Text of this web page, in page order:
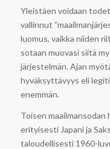
Yleistäen voidaan
vallinnut
luomus, vaikka niiden
sotaan muovasi siitä
järjestelmän. Ajan
hyväksyttävyys eli
enemmän.
Toisen
erityisesti Japani ja
taloudellisesti 1960-